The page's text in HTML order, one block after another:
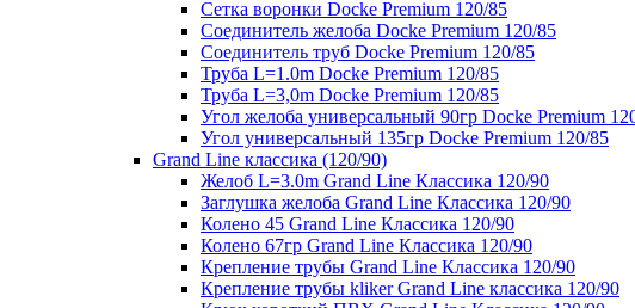
Сетка воронки Docke Premium 120/85
Соединитель желоба Docke Premium 120/85
Соединитель труб Docke Premium 120/85
Труба L=1.0m Docke Premium 120/85
Труба L=3,0m Docke Premium 120/85
Угол желоба универсальный 90гр Docke Premium
Угол универсальный 135гр Docke Premium 120/85
Grand Line классика (120/90)
Желоб L=3.0m Grand Line Классика 120/90
Заглушка желоба Grand Line Классика 120/90
Колено 45 Grand Line Классика 120/90
Колено 67гр Grand Line Классика 120/90
Крепление трубы Grand Line Классика 120/90
Крепление трубы kliker Grand Line классика 120/90